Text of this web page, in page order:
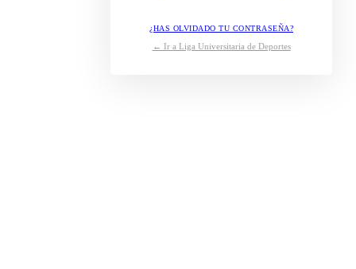
¿HAS OLVIDADO TU CONTRASEÑA?
← Ir a Liga Universitaria de Deportes